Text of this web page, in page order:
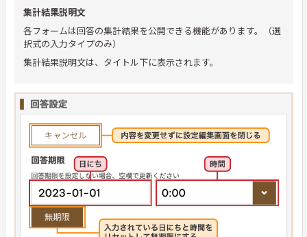
集計結果説明文
各フォームは回答の集計結果を公開できる機能があります。（選
択式の入力タイプのみ）
集計結果説明文は、タイトル下に表示されます。